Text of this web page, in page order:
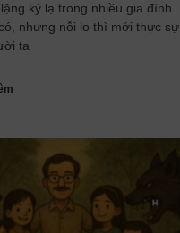
kỳ lạ trong nhiều gia đình.
nhưng nỗi lo thì mới thực sự
ta